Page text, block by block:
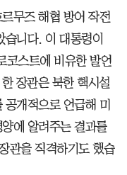
무즈 해협 방어 작전
니다. 이 대통령이
코스트에 비유한 발언
장관은 북한 핵시설
개적으로 언급해 미
에 알려주는 결과를
관을 직격하기도 했습